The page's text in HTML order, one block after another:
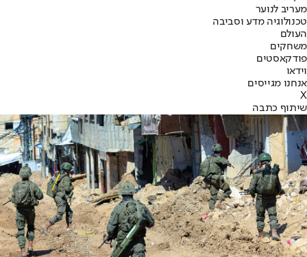
מעריב לנוער
טכנולוגיה מדע וסביבה
העולם
משחקים
פודקאסטים
וידאו
אנחנו מגייסים
X
שיתוף כתבה